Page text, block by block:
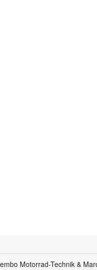
Motorrad-Technik &